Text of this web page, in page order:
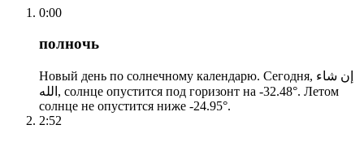
0:00
полночь
Новый день по солнечному календарю. Сегодня, إن شاء
الله, солнце опустится под горизонт на -32.48°. Летом
солнце не опустится ниже -24.95°.
2:52